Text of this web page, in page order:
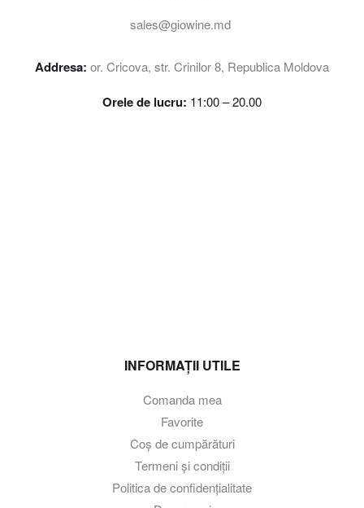
sales@giowine.md
Addresa: or. Cricova, str. Crinilor 8, Republica Moldova
Orele de lucru: 11:00 – 20.00
INFORMAȚII UTILE
Comanda mea
Favorite
Coș de cumpărături
Termeni și condiții
Politica de confidențialitate